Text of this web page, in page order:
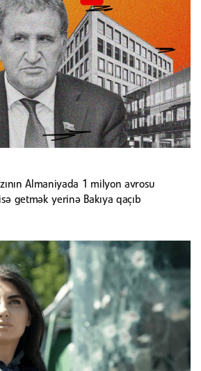
Almaniyada 1 milyon avrosu
getmək yerinə Bakıya qaçıb